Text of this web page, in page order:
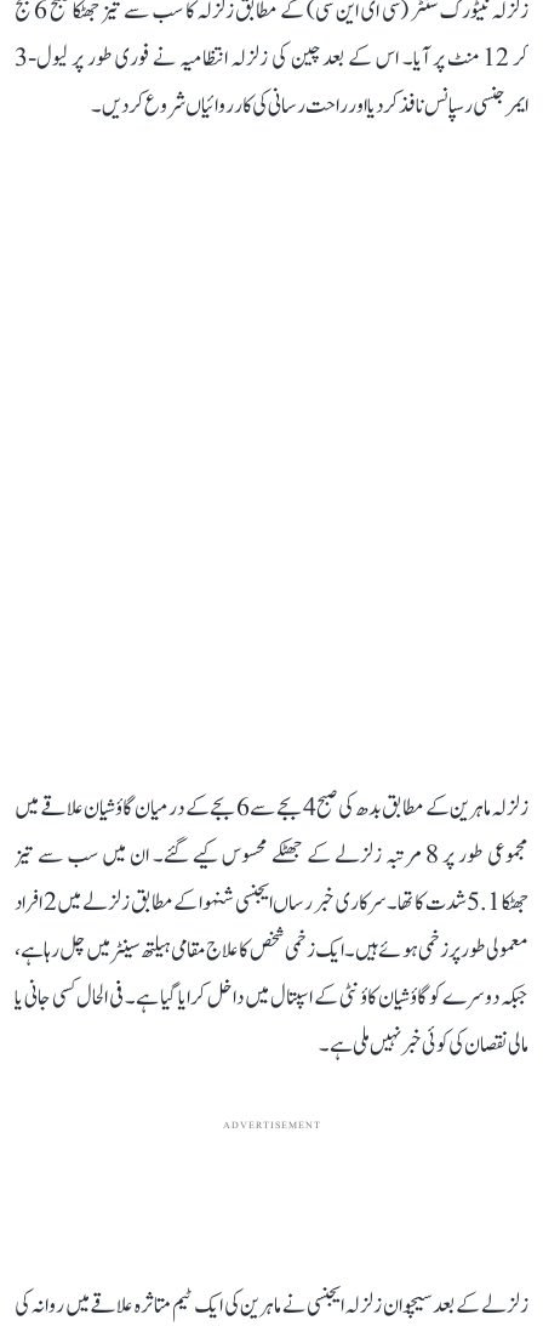
زلزلہ نیٹورک سنٹر (سی ای این سی) کے مطابق زلزلہ کا سب سے تیز جھٹکا صبح 6 بج
کر 12 منٹ پر آیا۔ اس کے بعد چین کی زلزلہ انتظامیہ نے فوری طور پر لیول-3
ایمرجنسی رسپانس نافذ کر دیا اور راحت رسانی کی کارروائیاں شروع کر دیں۔
زلزلہ ماہرین کے مطابق بدھ کی صبح 4 بجے سے 6 بجے کے درمیان گاؤشیان علاقے میں
مجموعی طور پر 8 مرتبہ زلزلے کے جھٹکے محسوس کیے گئے۔ ان میں سب سے تیز
جھٹکا 5.1 شدت کا تھا۔ سرکاری خبر رساں ایجنسی شنہوا کے مطابق زلزلے میں 2 افراد
معمولی طور پر زخمی ہوئے ہیں۔ ایک زخمی شخص کا علاج مقامی ہیلتھ سینٹر میں چل رہا ہے،
جبکہ دوسرے کو گاؤشیان کاؤنٹی کے اسپتال میں داخل کرایا گیا ہے۔ فی الحال کسی جانی یا
مالی نقصان کی کوئی خبر نہیں ملی ہے۔
ADVERTISEMENT
زلزلے کے بعد سیچوان زلزلہ ایجنسی نے ماہرین کی ایک ٹیم متاثرہ علاقے میں روانہ کی